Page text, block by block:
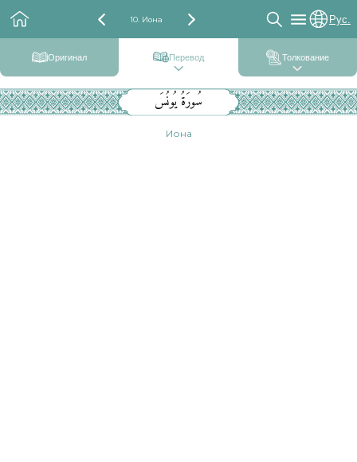
10. Иона Рус.
Оригинал Перевод Толкование
سُورَةُ يُونُسَ
Иона